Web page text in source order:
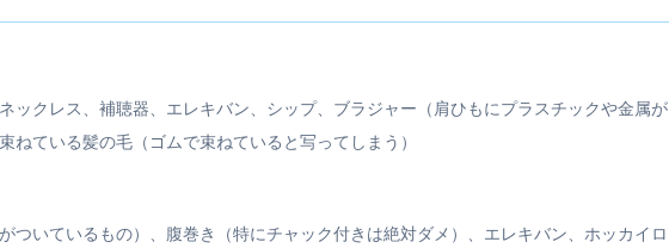
ックレス、補聴器、エレキバン、シップ、ブラジャー（肩ひもにプラスチックや金属が
ねている髪の毛（ゴムで束ねていると写ってしまう）
ついているもの）、腹巻き（特にチャック付きは絶対ダメ）、エレキバン、ホッカイロ